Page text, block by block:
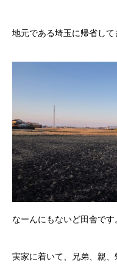
地元である埼玉に帰省し
なーんにもないど田舎です
実家に着いて、兄弟、親